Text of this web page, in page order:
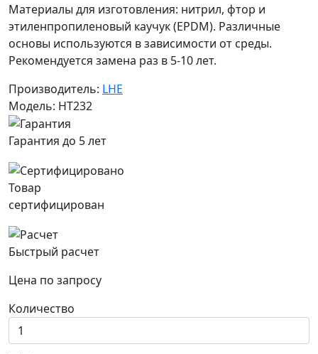
Материалы для изготовления: нитрил, фтор и
этиленпропиленовый каучук (EPDM). Различные
основы используются в зависимости от среды.
Рекомендуется замена раз в 5-10 лет.
Производитель: LHE
Модель: HT232
Гарантия до 5 лет
Товар
сертифицирован
Быстрый расчет
Цена по запросу
Количество